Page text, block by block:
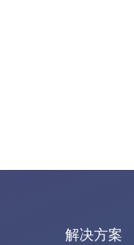
解决方案